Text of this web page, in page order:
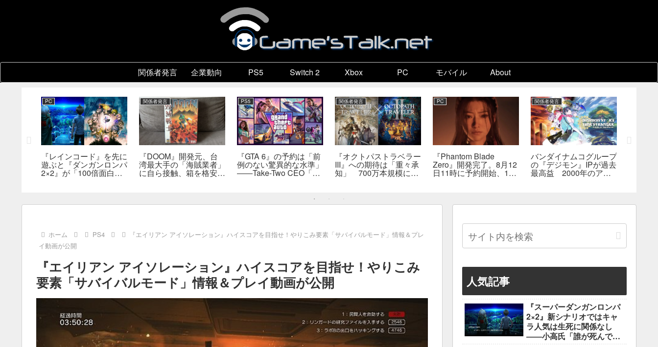
関係者発言 企業動向 PS5 Switch 2 Xbox PC モバイル About
PC
『レインコード』を先に
遊ぶと『ダンガンロンパ
2×2』が「100倍面白く
関係者発言
『DOOM』開発元、台
湾最大手の「海賊業者」
に自ら接触、箱を格安で
PS5
『GTA 6』の予約は「前
例のない驚異的な水準」
――Take-Two CEO「販
関係者発言
『オクトパストラベラー
III』への期待は「重々承
知」 700万本規模に成
也氏
PC
『Phantom Blade
Zero』開発完了。8月12
日11時に予約開始、11
関係者発言
バンダイナムコグループ
の『デジモン』IPが過去
最高益 2000年のアニ
ホーム PS4
『エイリアン アイソレーション』ハイスコアを目指せ！やりこみ要素「サバイバルモード」情報＆プレ
イ動画が公開
『エイリアン アイソレーション』ハイスコアを目指せ！やりこみ
要素「サバイバルモード」情報＆プレイ動画が公開
人気記事
『スーパーダンガンロンパ
2×2』新シナリオではキャ
ラ人気は生死に関係なし
――小高氏「誰が死んでも